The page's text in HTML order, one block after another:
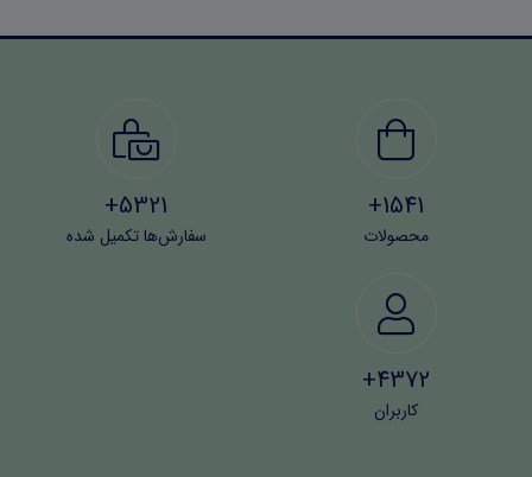
1541+
محصولات
5321+
سفارش‌ها تکمیل شده
4372+
کاربران